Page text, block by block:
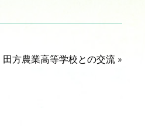
田方農業高等学校との交流»